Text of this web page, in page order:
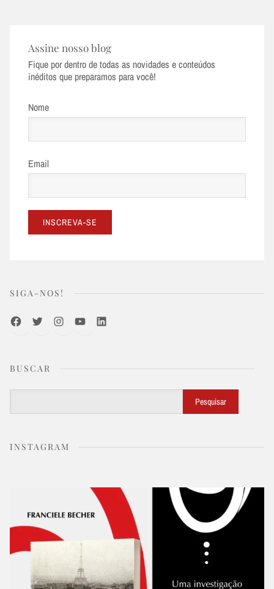
Assine nosso blog
Fique por dentro de todas as novidades e conteúdos
inéditos que preparamos para você!
Nome
Email
SIGA-NOS!
FacebookTwitterInstagramYoutubeLinkedIn
BUSCAR
Pesquisar
INSTAGRAM